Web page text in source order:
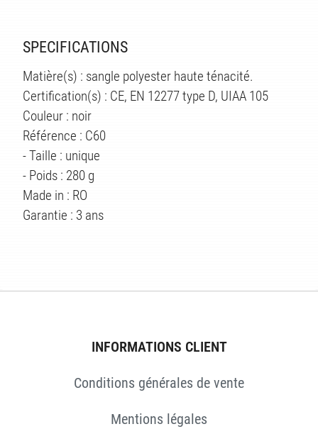
SPECIFICATIONS
Matière(s) : sangle polyester haute ténacité.
Certification(s) : CE, EN 12277 type D, UIAA 105
Couleur : noir
Référence : C60
- Taille : unique
- Poids : 280 g
Made in : RO
Garantie : 3 ans
INFORMATIONS CLIENT
Conditions générales de vente
Mentions légales